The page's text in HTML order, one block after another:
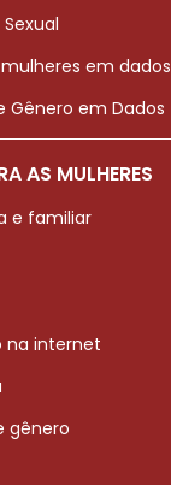
em dados
Gênero em Dados
AS MULHERES
e familiar
na internet
gênero